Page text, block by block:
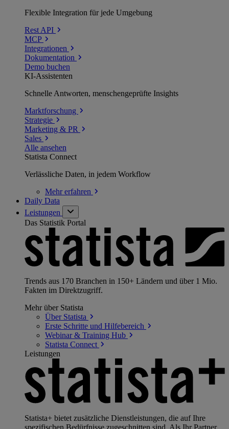
Flexible Integration für jede Umgebung
Rest API
MCP
Integrationen
Dokumentation
Demo buchen
KI-Assistenten
Schnelle Antworten, menschengeprüfte Insights
Marktforschung
Strategie
Marketing & PR
Sales
Alle ansehen
Statista Connect
Verlässliche Daten, in jedem Workflow
Mehrerfahren
Daily Data
Leistungen
Das Statistik Portal
Trends aus 170 Branchen in 150+ Ländern und über 1 Mio.
Fakten im Direktzugriff.
Mehr über Statista
Über Statista
Erste Schritte und Hilfebereich
Webinar & Training Hub
Statista Connect
Leistungen
Statista+ bietet zusätzliche Dienstleistungen, die auf Ihre
spezifischen Bedürfnisse zugeschnitten sind. Als Ihr Partner